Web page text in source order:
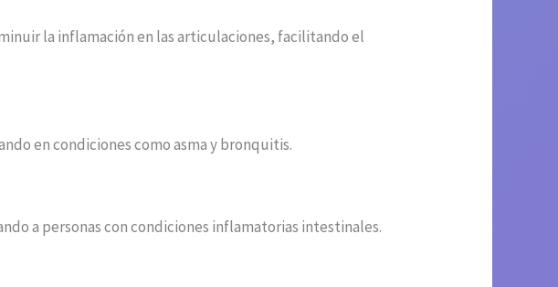
la inflamación en las articulaciones, facilitando el
en condiciones como asma y bronquitis.
a personas con condiciones inflamatorias intestinales.